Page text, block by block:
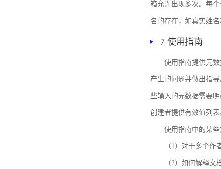
箱允许出现多次。每
名的存在，如真实姓
7 使用指南
使用指南提供元
产生的问题并做出指
些输入的元数据需要
创建者提供有效值列表
使用指南中的某
（1）对于多个作
（2）如何解释文